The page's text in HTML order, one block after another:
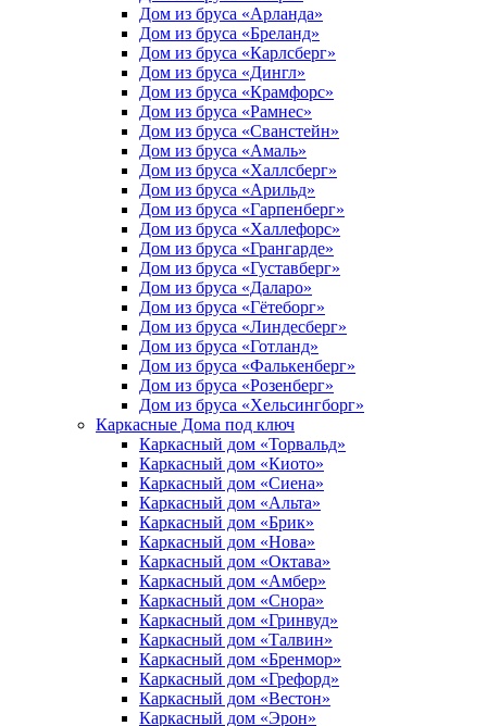
Дом из бруса «Арланда»
Дом из бруса «Бреланд»
Дом из бруса «Карлсберг»
Дом из бруса «Дингл»
Дом из бруса «Крамфорс»
Дом из бруса «Рамнес»
Дом из бруса «Сванстейн»
Дом из бруса «Амаль»
Дом из бруса «Халлсберг»
Дом из бруса «Арильд»
Дом из бруса «Гарпенберг»
Дом из бруса «Халлефорс»
Дом из бруса «Грангарде»
Дом из бруса «Густавберг»
Дом из бруса «Даларо»
Дом из бруса «Гётеборг»
Дом из бруса «Линдесберг»
Дом из бруса «Готланд»
Дом из бруса «Фалькенберг»
Дом из бруса «Розенберг»
Дом из бруса «Хельсингборг»
Каркасные Дома под ключ
Каркасный дом «Торвальд»
Каркасный дом «Киото»
Каркасный дом «Сиена»
Каркасный дом «Альта»
Каркасный дом «Брик»
Каркасный дом «Нова»
Каркасный дом «Октава»
Каркасный дом «Амбер»
Каркасный дом «Снора»
Каркасный дом «Гринвуд»
Каркасный дом «Талвин»
Каркасный дом «Бренмор»
Каркасный дом «Грефорд»
Каркасный дом «Вестон»
Каркасный дом «Эрон»